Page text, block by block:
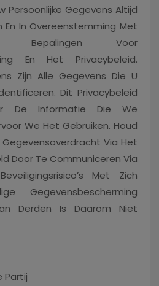
Persoonlijke Gegevens Altijd
En In Overeenstemming Met
Bepalingen Voor
En Het Privacybeleid.
Zijn Alle Gegevens Die U
Dit Privacybeleid
De Informatie Die We
We Het Gebruiken. Houd
Gegevensoverdracht Via Het
Door Te Communiceren Via
Met Zich
Gegevensbescherming
Derden Is Daarom Niet
Partij